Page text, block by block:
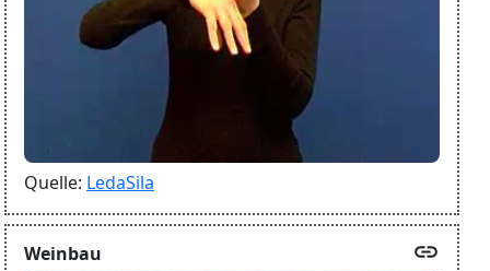
Quelle: LedaSila
Weinbau link